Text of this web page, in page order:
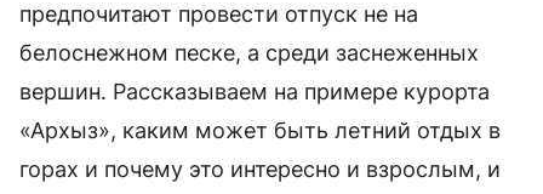
предпочитают провести отпуск не на
белоснежном песке, а среди заснеженных
вершин. Рассказываем на примере курорта
«Архыз», каким может быть летний отдых в
горах и почему это интересно и взрослым, и